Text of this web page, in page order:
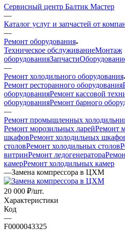
Сервисный центр Балтик Мастер
—
Каталог услуг и запчастей от
—
Ремонт оборудования
Техническое обслуживаниеМонтаж
оборудованияЗапчасти
—
Ремонт холодильного оборудования
Ремонт ресторанного оборудования
оборудованияРемонт кассовой
оборудованияРемонт барного
—
Ремонт промышленных
Ремонт морозильных ларейРемонт
шкафовРемонт холодильных
столовРемонт холодильных столов
витринРемонт ледогенератора
камерРемонт холодильных камер
—Замена компрессора в ЦХМ
20 000 ₽/шт.
Характеристики
Код
—
F0000043325